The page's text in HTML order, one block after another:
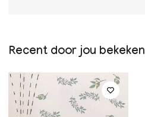
Recent door jou bekeken